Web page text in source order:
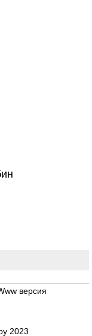
версия
2023